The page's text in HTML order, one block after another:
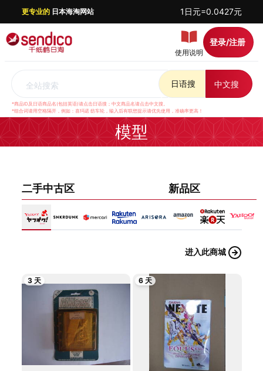
更专业的日本海淘网站 1日元=0.0427元
使用说明
登录/注册
全站搜索 日语搜 中文搜
*商品ID及日语商品名(包括英语)请点击日语搜；中文商品名请点击中文搜。
*组合词请用空格隔开，例如：喜玛诺 纺车轮，输入后有联想提示请优先使用，准确率更高！
模型
二手中古区 新品区
进入此商城
3 天 6 天